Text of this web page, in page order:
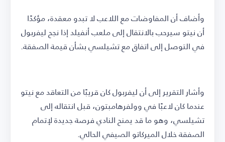
وأضاف أن المفاوضات مع اللاعب لا تبدو معقدة، مؤكدًا
أن نيتو سيرحب بالانتقال إلى ملعب أنفيلد إذا نجح ليفربول
في التوصل إلى اتفاق مع تشيلسي بشأن قيمة الصفقة.
وأشار التقرير إلى أن ليفربول كان قريبًا من التعاقد مع نيتو
عندما كان لاعبًا في وولفرهامبتون، قبل انتقاله إلى
تشيلسي، وهو ما قد يمنح النادي فرصة جديدة لإتمام
الصفقة خلال الميركاتو الصيفي الحالي.